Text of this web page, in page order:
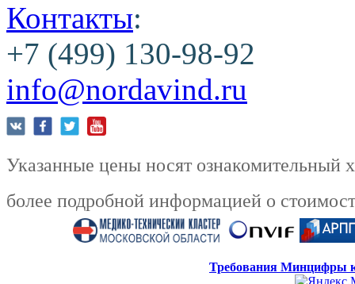
Контакты:
+7 (499) 130-98-92
info@nordavind.ru
Указанные цены носят ознакомительный
более подробной информацией о
Требования Минцифры